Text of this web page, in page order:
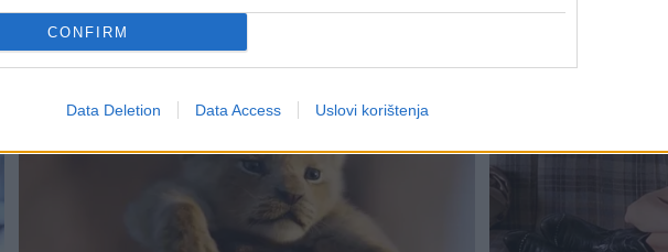
CONFIRM
Data Deletion Data Access Uslovi korištenja